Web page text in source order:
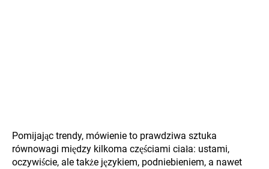
Pomijając trendy, mówienie to prawdziwa sztuka
równowagi między kilkoma częściami ciała: ustami,
oczywiście, ale także językiem, podniebieniem, a nawet